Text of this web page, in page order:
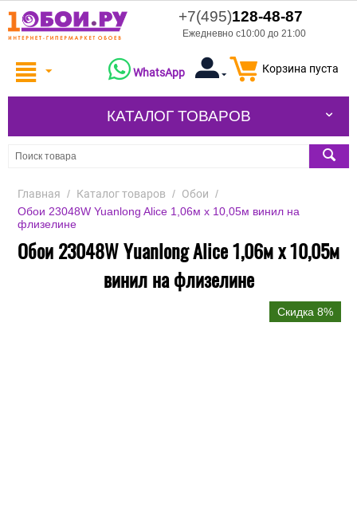
+7(495)128-48-87
Ежедневно с10:00 до 21:00
Корзина пуста
WhatsApp
КАТАЛОГ ТОВАРОВ
Главная / Каталог товаров / Обои /
Обои 23048W Yuanlong Alice 1,06м х 10,05м винил на
флизелине
Обои 23048W Yuanlong Alice 1,06м х 10,05м
винил на флизелине
Скидка 8%